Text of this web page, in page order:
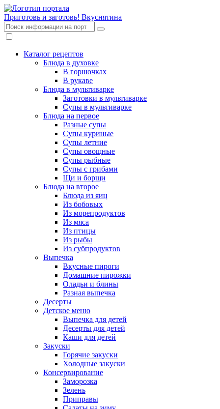
Приготовь и заготовь! Вкуснятина
Каталог рецептов
Блюда в духовке
В горшочках
В рукаве
Блюда в мультиварке
Заготовки в мультиварке
Супы в мультиварке
Блюда на первое
Разные супы
Супы куриные
Супы летние
Супы овощные
Супы рыбные
Супы с грибами
Щи и борщи
Блюда на второе
Блюда из яиц
Из бобовых
Из морепродуктов
Из мяса
Из птицы
Из рыбы
Из субпродуктов
Выпечка
Вкусные пироги
Домашние пирожки
Оладьи и блины
Разная выпечка
Десерты
Детское меню
Выпечка для детей
Десерты для детей
Каши для детей
Закуски
Горячие закуски
Холодные закуски
Консервирование
Заморозка
Зелень
Приправы